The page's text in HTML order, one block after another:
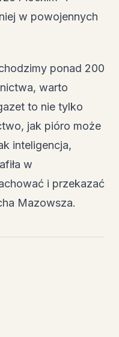
w powojennych
ponad 200
warto
to nie tylko
jak pióro może
inteligencja,
w
i przekazać
Mazowsza.